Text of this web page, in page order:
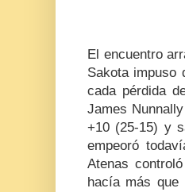
El encuentro
Sakota impuso
cada pérdida
James
+10 (25-15) y
empeoró
Atenas
hacía más que